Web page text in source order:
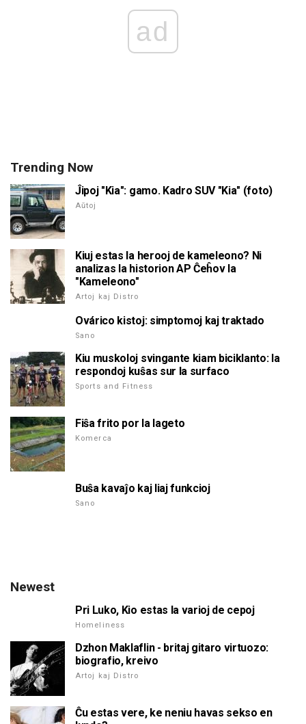
ad
Trending Now
Ĵipoj "Kia": gamo. Kadro SUV "Kia" (foto)
Aŭtoj
Kiuj estas la herooj de kameleono? Ni
analizas la historion AP Ĉeĥov la
"Kameleono"
Artoj kaj Distro
Ovárico kistoj: simptomoj kaj traktado
Sano
Kiu muskoloj svingante kiam biciklanto: la
respondoj kuŝas sur la surfaco
Sports and Fitness
Fiŝa frito por la lageto
Komerca
Buŝa kavaĵo kaj liaj funkcioj
Sano
Newest
Pri Luko, Kio estas la varioj de cepoj
Homeliness
Dzhon Maklaflin - britaj gitaro virtuozo:
biografio, kreivo
Artoj kaj Distro
Ĉu estas vere, ke neniu havas sekso en